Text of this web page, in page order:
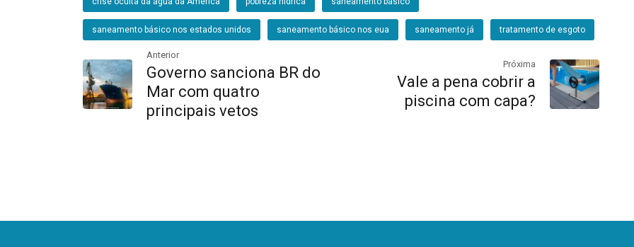
saneamento básico nos estados unidos saneamento básico nos eua saneamento já tratamento de esgoto
Anterior
Governo sanciona BR do
Mar com quatro
principais vetos
Próxima
Vale a pena cobrir a
piscina com capa?